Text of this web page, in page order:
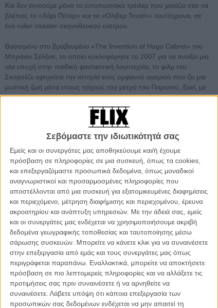
Σεβόμαστε την ιδιωτικότητά σας
Εμείς και οι συνεργάτες μας αποθηκεύουμε και/ή έχουμε
πρόσβαση σε πληροφορίες σε μια συσκευή, όπως τα cookies,
και επεξεργαζόμαστε προσωπικά δεδομένα, όπως μοναδικοί
αναγνωριστικοί και προσαρμοσμένες πληροφορίες που
αποστέλλονται από μια συσκευή για εξατομικευμένες διαφημίσεις
και περιεχόμενο, μέτρηση διαφήμισης και περιεχομένου, έρευνα
ακροατηρίου και ανάπτυξη υπηρεσιών. Με την άδειά σας, εμείς
και οι συνεργάτες μας ενδέχεται να χρησιμοποιήσουμε ακριβή
δεδομένα γεωγραφικής τοποθεσίας και ταυτοποίησης μέσω
σάρωσης συσκευών. Μπορείτε να κάνετε κλικ για να συναινέσετε
στην επεξεργασία από εμάς και τους συνεργάτες μας όπως
περιγράφεται παραπάνω. Εναλλακτικά, μπορείτε να αποκτήσετε
πρόσβαση σε πιο λεπτομερείς πληροφορίες και να αλλάξετε τις
προτιμήσεις σας πριν συναινέσετε ή να αρνηθείτε να
συναινέσετε. Λάβετε υπόψη ότι κάποια επεξεργασία των
προσωπικών σας δεδομένων ενδέχεται να μην απαιτεί τη
Και δεν εννοούμε μόνο το εντυπωσιακό τρέιλερ που μοιάζει σαν να
βλέπεις το «Xάρι Πότερ» και το «Ολιβερ Τουίστ» ταυτόχρονα, σε
ένα roller coaster σκηνοθετικού οίστρου.
Βασισμένο στο βραβευμένο «The Invention of Hugo Cabret» του
Μπράιαν Σέλζνικ, το οποίο κυκλοφόρησε το 2007 για να ανοίξει μια
νέα εποχή στην παιδική φανταστική λογοτεχνία, το φιλμ του
Σκορσέζε αφηγείται την ιστορία ενός ορφανού αγοριού που ζει μια
μυστική ζωή μέσα στους τοίχους του μετρό του Παρισιού. Εκεί, με
συνεργό ένα εκκεντρικό κορίτσι αναζητά την απάντηση στο
μυστήριο του χαμένου του πατέρα και μιας κλειδαριάς σε σχήμα
καρδιάς που, όμως, δεν φαίνεται να διαθέτει κλειδί.
Ο Σέλζνικ περιγράφει το βιβλίο του «ούτε ακριβώς μυθιστόρημα,
ούτε κόμικ, ούτε graphic novel, ούτε ταινία...αλλά ένας συνδυασμός
όλων των παραπάνω». Αν υποθέσει κανείς πως το εντυπωσιακό
τρέιλερ κρύβει άσους για το ολοκληρωμένο φιλμ (η παρουσία του
Μπεν Κίνγκσλεϊ στο ρόλο του Ζορζ Μελιές είναι ένας από αυτούς),
τότε μπορεί κανείς να μείνει ήσυχος πως η μεταμόρφωση του
Σκορσέζε σε έναν νέο Σπίλμπεργκ θα αποβεί από τις ωραιότερες
εκπλήξεις της χρονιάς.
Στην ταινία, που θα βγει στις αμερικάνικες αίθουσες στις 23
Νοεμβρίου πρωταγωνιστούν οι Τζουντ Λο, Κλόε Μόρετζ, Σάσα
Μπαρόν Κοέν, Μπεν Κίνγκσλεϊ, Ρέι Γουίνστον, Εϊσα Μπάτερφιλντ
(στο ρόλο του Χιούγκο) και ο Κρίστοφερ Λι.
σκορσέζε, HUGO, ΛΟ, ΛΙ, σασα μπαρον κοεν,